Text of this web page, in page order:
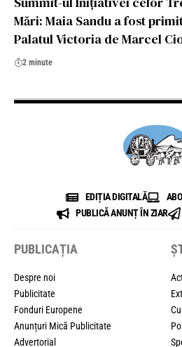
Mări: Maia Sandu a fost
Palatul Victoria de Marcel
2 minute
EDIȚIA DIGITALĂ
PUBLICĂ ANUNȚ ÎN ZIAR
PUBLICAȚIA
Despre noi
Publicitate
Fonduri Europene
Anunțuri Mică Publicitate
Advertorial